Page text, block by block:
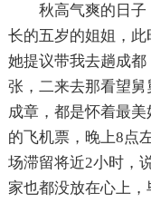
秋高气爽的日
长的五岁的姐姐，此
她提议带我去趟成
张，二来去那看望
成章，都是怀着最
的飞机票，晚上8点
场滞留将近2小时，
家也都没放在心上